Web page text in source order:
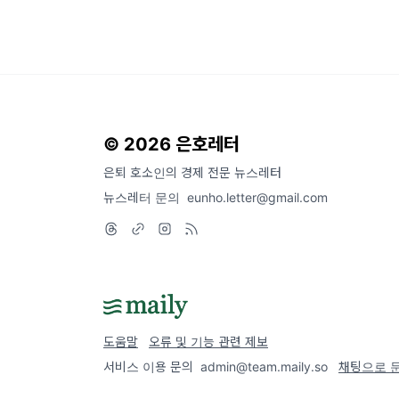
© 2026 은호레터
은퇴 호소인의 경제 전문 뉴스레터
뉴스레터 문의 eunho.letter@gmail.com
도움말
오류 및 기능 관련 제보
서비스 이용 문의 admin@team.maily.so 채팅으로